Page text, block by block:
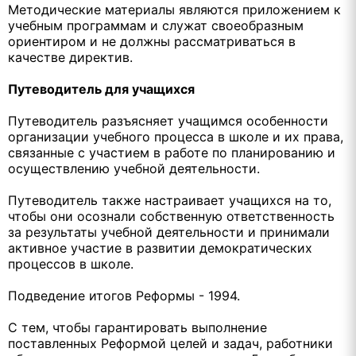
Методические материалы являются приложением к
учебным программам и служат своеобразным
ориентиром и не должны рассматриваться в
качестве директив.
Путеводитель для учащихся
Путеводитель разъясняет учащимся особенности
организации учебного процесса в школе и их права,
связанные с участием в работе по планированию и
осуществлению учебной деятельности.
Путеводитель также настраивает учащихся на то,
чтобы они осознали собственную ответственность
за результаты учебной деятельности и принимали
активное участие в развитии демократических
процессов в школе.
Подведение итогов Реформы - 1994.
С тем, чтобы гарантировать выполнение
поставленных Реформой целей и задач, работники